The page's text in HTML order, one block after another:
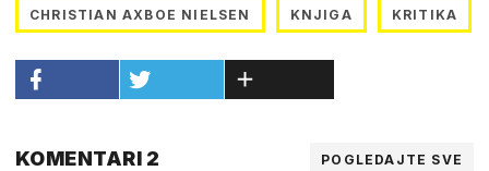
CHRISTIAN AXBOE NIELSEN KNJIGA KRITIKA
KOMENTARI 2 POGLEDAJTE SVE